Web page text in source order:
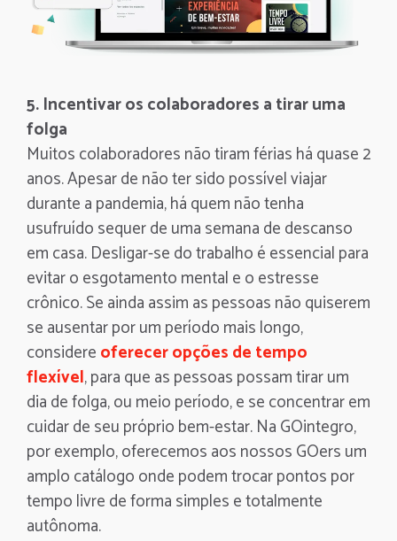
5. Incentivar os colaboradores a tirar uma
folga
Muitos colaboradores não tiram férias há quase 2
anos. Apesar de não ter sido possível viajar
durante a pandemia, há quem não tenha
usufruído sequer de uma semana de descanso
em casa. Desligar-se do trabalho é essencial para
evitar o esgotamento mental e o estresse
crônico. Se ainda assim as pessoas não quiserem
se ausentar por um período mais longo,
considereoferecer opções de tempo
flexível, para que as pessoas possam tirar um
dia de folga, ou meio período, e se concentrar em
cuidar de seu próprio bem-estar. Na GOintegro,
por exemplo, oferecemos aos nossos GOers um
amplo catálogo onde podem trocar pontos por
tempo livre de forma simples e totalmente
autônoma.